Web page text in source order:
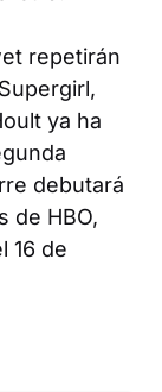
repetirán
Supergirl,
ya ha
debutará
de HBO,
16 de